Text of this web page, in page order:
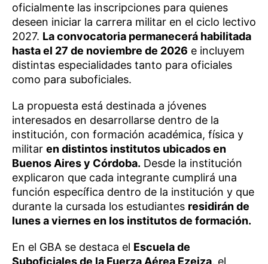
oficialmente las inscripciones para quienes
deseen iniciar la carrera militar en el ciclo lectivo
2027. La convocatoria permanecerá habilitada
hasta el 27 de noviembre de 2026 e incluyem
distintas especialidades tanto para oficiales
como para suboficiales.
La propuesta está destinada a jóvenes
interesados en desarrollarse dentro de la
institución, con formación académica, física y
militar en distintos institutos ubicados en
Buenos Aires y Córdoba. Desde la institución
explicaron que cada integrante cumplirá una
función específica dentro de la institución y que
durante la cursada los estudiantes residirán de
lunes a viernes en los institutos de formación.
En el GBA se destaca el Escuela de
Suboficiales de la Fuerza Aérea Ezeiza, el